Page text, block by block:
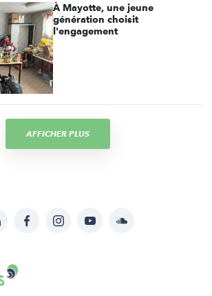
À Mayotte, une jeune
génération choisit
l'engagement
AFFICHER PLUS
LinkedInFacebookInstagramYouTubeSoundcloud